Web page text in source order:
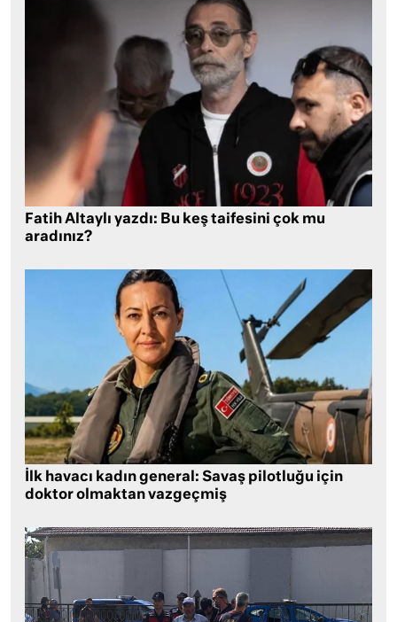
Fatih Altaylı yazdı: Bu keş taifesini çok mu
aradınız?
İlk havacı kadın general: Savaş pilotluğu için
doktor olmaktan vazgeçmiş